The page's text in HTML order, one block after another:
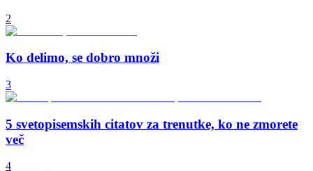
2
Ko delimo, se dobro množi
3
5 svetopisemskih citatov za trenutke, ko ne zmorete
več
4